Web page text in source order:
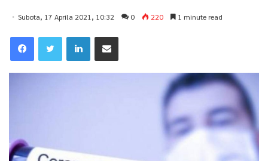
Subota, 17 Aprila 2021, 10:32 0 220 1 minute read